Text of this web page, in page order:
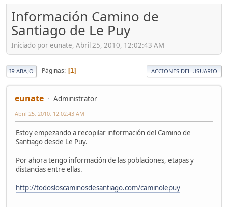
Información Camino de
Santiago de Le Puy
Iniciado por eunate, Abril 25, 2010, 12:02:43 AM
IR ABAJO Páginas 1 ACCIONES DEL USUARIO
eunate Administrator
Abril 25, 2010, 12:02:43 AM
Estoy empezando a recopilar información del Camino de
Santiago desde Le Puy.
Por ahora tengo información de las poblaciones, etapas y
distancias entre ellas.
http://todosloscaminosdesantiago.com/caminolepuy